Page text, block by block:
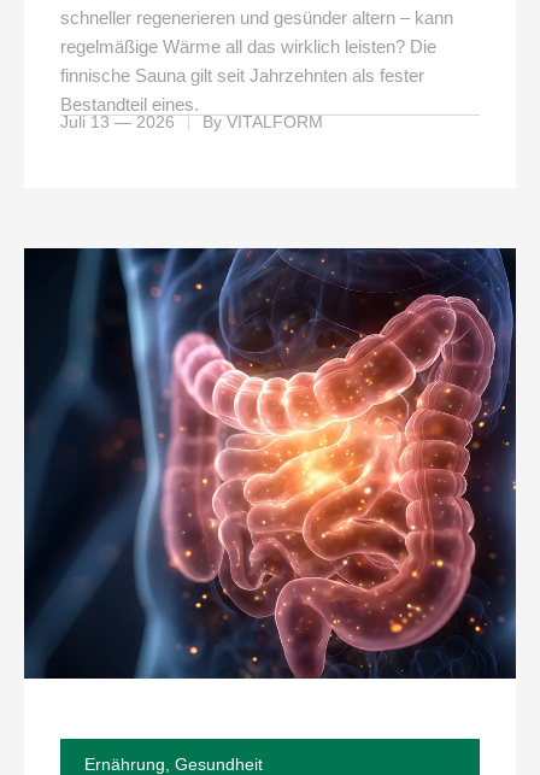
schneller regenerieren und gesünder altern – kann
regelmäßige Wärme all das wirklich leisten? Die
finnische Sauna gilt seit Jahrzehnten als fester
Bestandteil eines.
Juli 13 — 2026 ByVITALFORM
Ernährung Gesundheit